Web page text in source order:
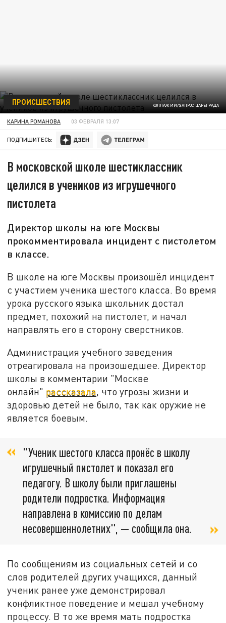
КОЛЛАЖ ИИ/ЗАПРОС ЦАРЬГРАДА
ПРОИСШЕСТВИЯ
КАРИНА РОМАНОВА 03 ФЕВРАЛЯ 13:07
ПОДПИШИТЕСЬ:
В московской школе шестиклассник
целился в учеников из игрушечного
пистолета
Директор школы на юге Москвы
прокомментировала инцидент с пистолетом
в классе.
В школе на юге Москвы произошёл инцидент
с участием ученика шестого класса. Во время
урока русского языка школьник достал
предмет, похожий на пистолет, и начал
направлять его в сторону сверстников.
Администрация учебного заведения
отреагировала на произошедшее. Директор
школы в комментарии "Москве
онлайн" рассказала, что угрозы жизни и
здоровью детей не было, так как оружие не
является боевым.
"Ученик шестого класса пронёс в школу
игрушечный пистолет и показал его
педагогу. В школу были приглашены
родители подростка. Информация
направлена в комиссию по делам
несовершеннолетних", — сообщила она.
По сообщениям из социальных сетей и со
слов родителей других учащихся, данный
ученик ранее уже демонстрировал
конфликтное поведение и мешал учебному
процессу. В то же время мать подростка